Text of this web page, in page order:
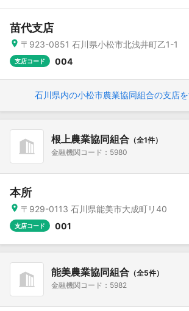
苗代支店
〒923-0851 石川県小松市北浅井町乙1-1
支店コード 004
石川県内の小松市農業協同組合の支店
根上農業協同組合 （全1件）
金融機関コード：5980
本所
〒929-0113 石川県能美市大成町リ40
支店コード 001
能美農業協同組合 （全5件）
金融機関コード：5982